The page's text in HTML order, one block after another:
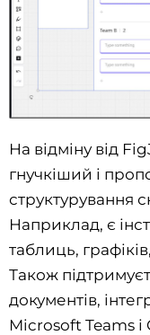
На відміну від
гнучкіший і
структурування
Наприклад, є
таблиць,
Також
документів,
Microsoft Teams